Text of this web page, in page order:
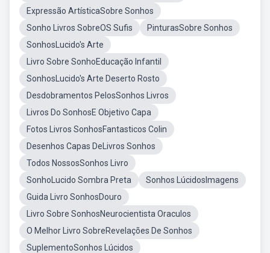
Expressão ArtísticaSobre Sonhos
Sonho Livros SobreOS Sufis
PinturasSobre Sonhos
SonhosLucido's Arte
Livro Sobre SonhoEducação Infantil
SonhosLucido's Arte Deserto Rosto
Desdobramentos PelosSonhos Livros
Livros Do SonhosE Objetivo Capa
Fotos Livros SonhosFantasticos Colin
Desenhos Capas DeLivros Sonhos
Todos NossosSonhos Livro
SonhoLucido Sombra Preta
Sonhos LúcidosImagens
Guida Livro SonhosDouro
Livro Sobre SonhosNeurocientista Oraculos
O Melhor Livro SobreRevelações De Sonhos
SuplementoSonhos Lúcidos